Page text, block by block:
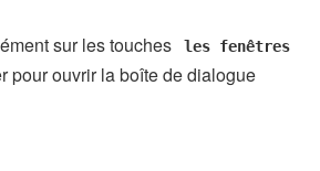
sur les touches les fenêtres
pour ouvrir la boîte de dialogue